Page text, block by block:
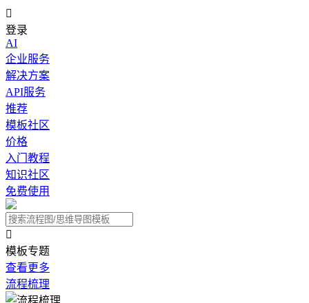

登录
AI
企业服务
解决方案
API服务
推荐
模板社区
价格
入门教程
知识社区
免费使用

模板专题
查看更多
流程梳理